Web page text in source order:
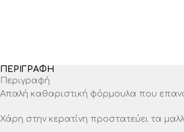
ΠΕΡΙΓΡΑΦΉ
Περιγραφή
Απαλή καθαριστική φόρμουλα που
Χάρη στην κερατίνη προστατεύει τα